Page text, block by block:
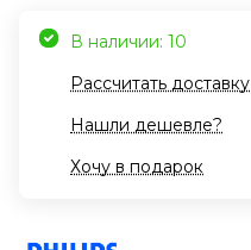
В наличии: 10
Рассчитать доставку
Нашли дешевле?
Хочу в подарок